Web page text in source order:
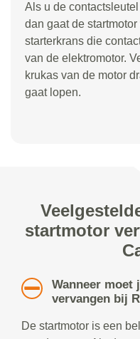
Als u de
dan gaat de
starterkrans die
van de elektromotor.
krukas van de motor
gaat lopen.
startmotor
Wanneer moet
vervangen bij
De startmotor is een